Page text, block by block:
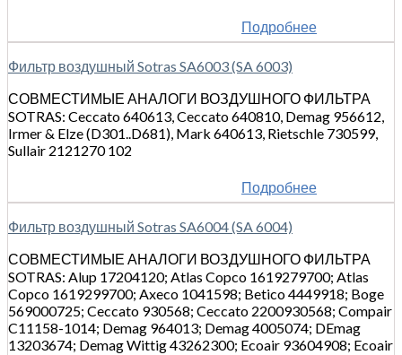
Подробнее
Фильтр воздушный Sotras SA6003 (SA 6003)
СОВМЕСТИМЫЕ АНАЛОГИ ВОЗДУШНОГО ФИЛЬТРА
SOTRAS: Ceccato 640613, Ceccato 640810, Demag 956612,
Irmer & Elze (D301..D681), Mark 640613, Rietschle 730599,
Sullair 2121270 102
Подробнее
Фильтр воздушный Sotras SA6004 (SA 6004)
СОВМЕСТИМЫЕ АНАЛОГИ ВОЗДУШНОГО ФИЛЬТРА
SOTRAS: Alup 17204120; Atlas Copco 1619279700; Atlas
Copco 1619299700; Axeco 1041598; Betico 4449918; Boge
569000725; Ceccato 930568; Ceccato 2200930568; Compair
C11158-1014; Demag 964013; Demag 4005074; DEmag
13203674; Demag Wittig 43262300; Ecoair 93604908; Ecoair